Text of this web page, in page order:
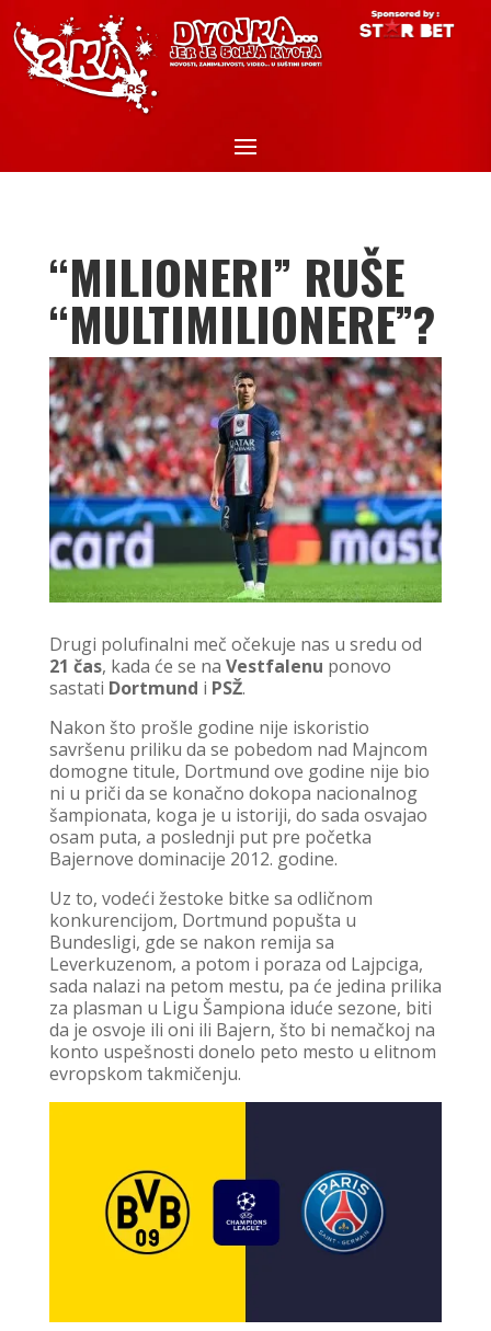
“MILIONERI” RUŠE
“MULTIMILIONERE”?
Drugi polufinalni meč očekuje nas u sredu od
21 čas, kada će se na Vestfalenu ponovo
sastati Dortmund i PSŽ.
Nakon što prošle godine nije iskoristio
savršenu priliku da se pobedom nad Majncom
domogne titule, Dortmund ove godine nije bio
ni u priči da se konačno dokopa nacionalnog
šampionata, koga je u istoriji, do sada osvajao
osam puta, a poslednji put pre početka
Bajernove dominacije 2012. godine.
Uz to, vodeći žestoke bitke sa odličnom
konkurencijom, Dortmund popušta u
Bundesligi, gde se nakon remija sa
Leverkuzenom, a potom i poraza od Lajpciga,
sada nalazi na petom mestu, pa će jedina prilika
za plasman u Ligu Šampiona iduće sezone, biti
da je osvoje ili oni ili Bajern, što bi nemačkoj na
konto uspešnosti donelo peto mesto u elitnom
evropskom takmičenju.